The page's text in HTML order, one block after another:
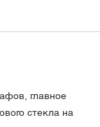
главное
стекла на